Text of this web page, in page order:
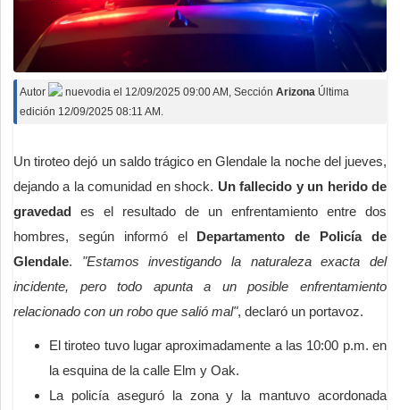
Autor nuevodia el 12/09/2025 09:00 AM , Sección Arizona Última
edición 12/09/2025 08:11 AM.
Un tiroteo dejó un saldo trágico en Glendale la noche del jueves,
dejando a la comunidad en shock. Un fallecido y un herido de
gravedad es el resultado de un enfrentamiento entre dos
hombres, según informó el Departamento de Policía de
Glendale. "Estamos investigando la naturaleza exacta del
incidente, pero todo apunta a un posible enfrentamiento
relacionado con un robo que salió mal", declaró un portavoz.
El tiroteo tuvo lugar aproximadamente a las 10:00 p.m. en
la esquina de la calle Elm y Oak.
La policía aseguró la zona y la mantuvo acordonada